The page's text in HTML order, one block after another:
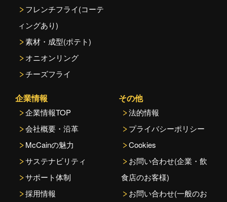
フレンチフライ(コーテ
ィングあり)
素材・成型(ポテト)
オニオンリング
チーズフライ
企業情報
企業情報TOP
会社概要・沿革
McCainの魅力
サステナビリティ
サポート体制
採用情報
その他
法的情報
プライバシーポリシー
Cookies
お問い合わせ(企業・飲
食店のお客様)
お問い合わせ(一般のお